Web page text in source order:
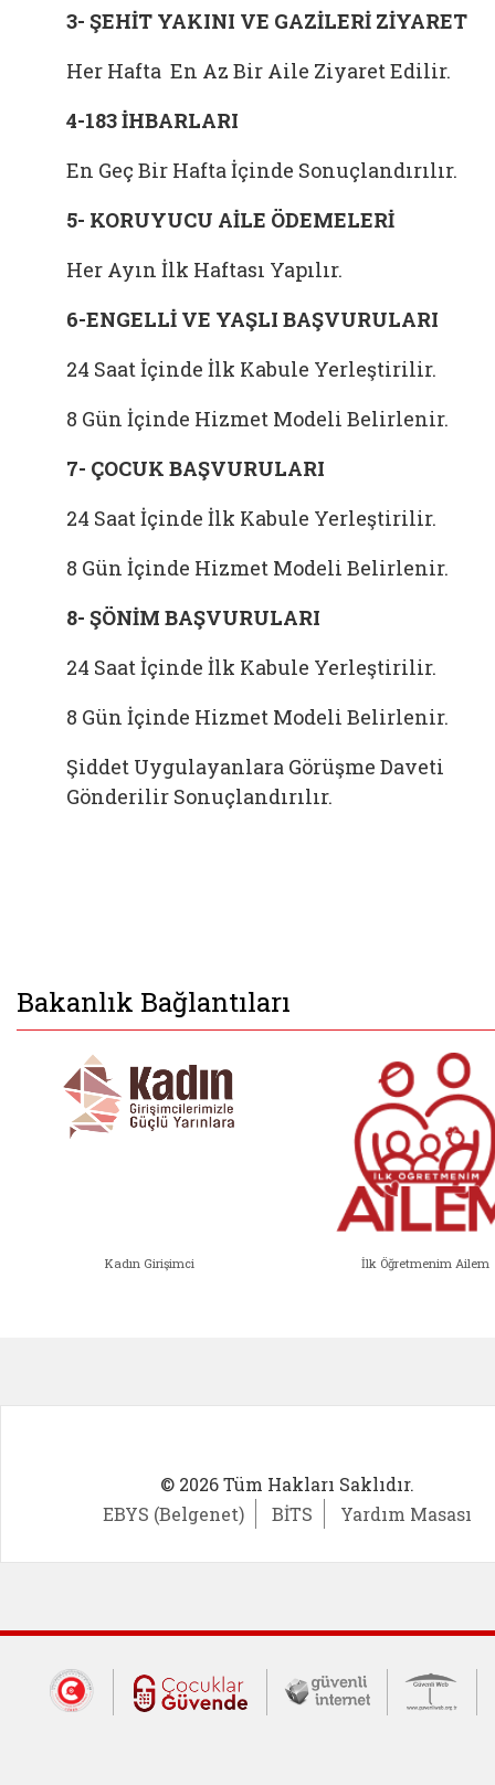
3- ŞEHİT YAKINI VE GAZİLERİ ZİYARET
Her Hafta En Az Bir Aile Ziyaret Edilir.
4-183 İHBARLARI
En Geç Bir Hafta İçinde Sonuçlandırılır.
5- KORUYUCU AİLE ÖDEMELERİ
Her Ayın İlk Haftası Yapılır.
6-ENGELLİ VE YAŞLI BAŞVURULARI
24 Saat İçinde İlk Kabule Yerleştirilir.
8 Gün İçinde Hizmet Modeli Belirlenir.
7- ÇOCUK BAŞVURULARI
24 Saat İçinde İlk Kabule Yerleştirilir.
8 Gün İçinde Hizmet Modeli Belirlenir.
8- ŞÖNİM BAŞVURULARI
24 Saat İçinde İlk Kabule Yerleştirilir.
8 Gün İçinde Hizmet Modeli Belirlenir.
Şiddet Uygulayanlara Görüşme Daveti
Gönderilir Sonuçlandırılır.
Bakanlık Bağlantıları
Kadın Girişimci İlk Öğretmenim Ailem
© 2026 Tüm Hakları Saklıdır.
EBYS (Belgenet)
BİTS Yardım Masası
Dış Bağlantılar
Cumhurbaşkanlığı İletişim Merkezi
Çocuklar Güvende (yeni
Güvenli